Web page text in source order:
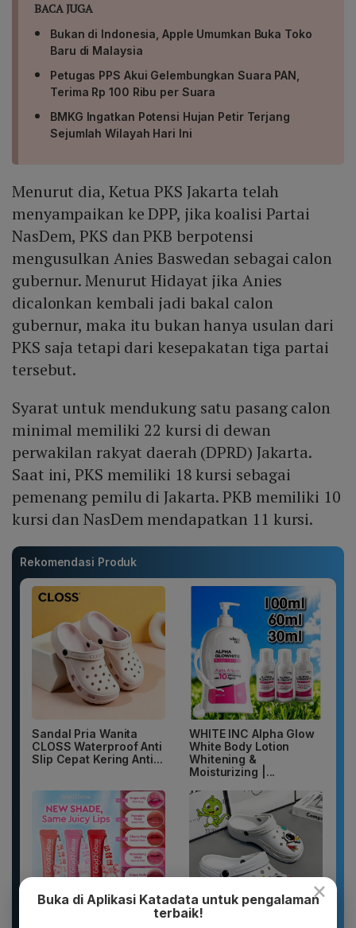
BACA JUGA
Bukan di Indonesia, Apple Umumkan Buka Toko
Baru di Malaysia
Petugas PPS Akui Gelembungkan Suara PAN,
Terima Rp 100 Ribu per Suara
BMKG Ingatkan Potensi Hujan Petir Terjang
Sejumlah Wilayah Hari Ini
Menurut dia, Ketua PKS Jakarta telah
menyampaikan ke DPP, jika koalisi Partai
NasDem, PKS dan PKB berpotensi
mengusulkan Anies Baswedan sebagai calon
gubernur. Menurut Hidayat jika Anies
dicalonkan kembali jadi bakal calon
gubernur, maka itu bukan hanya usulan dari
PKS saja tetapi dari kesepakatan tiga partai
tersebut.
Syarat untuk mendukung satu pasang calon
minimal memiliki 22 kursi di dewan
perwakilan rakyat daerah (DPRD) Jakarta.
Saat ini, PKS memiliki 18 kursi sebagai
pemenang pemilu di Jakarta. PKB memiliki 10
kursi dan NasDem mendapatkan 11 kursi.
Rekomendasi Produk
Sandal Pria Wanita
CLOSS Waterproof Anti
Slip Cepat Kering Anti...
WHITE INC Alpha Glow
White Body Lotion
Whitening &
Moisturizing |...
×
Buka di Aplikasi Katadata untuk pengalaman
terbaik!